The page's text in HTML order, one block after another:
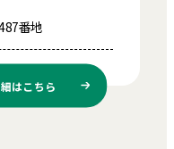
番地
はこちら